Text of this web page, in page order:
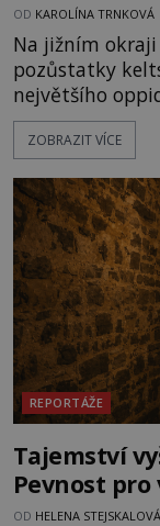
OD KAROLÍNA TRNKOVÁ
Na jižním
pozůstatky
největšího
les, zbytky po
ale v terénu
vrch Hr
ZOBRAZIT VÍCE
REPORTÁŽE
Tajemství
Pevnost
OD HELENA STEJSKALOVÁ